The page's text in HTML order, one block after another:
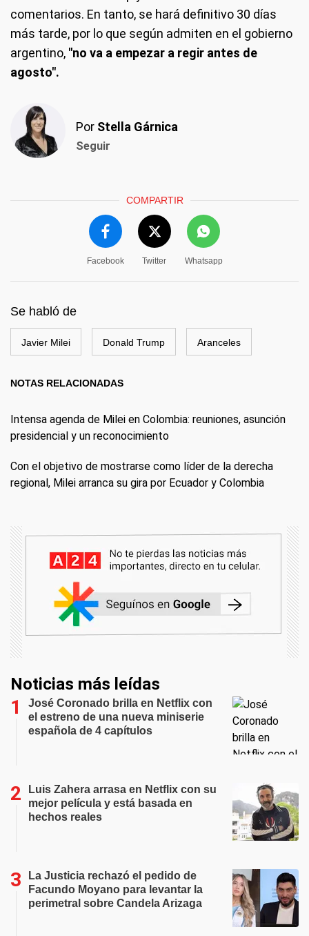
comentarios. En tanto, se hará definitivo 30 días
más tarde, por lo que según admiten en el gobierno
argentino, "no va a empezar a regir antes de
agosto".
Por Stella Gárnica
Seguir
COMPARTIR
Facebook Twitter Whatsapp
Se habló de
Javier Milei Donald Trump Aranceles
NOTAS RELACIONADAS
Intensa agenda de Milei en Colombia: reuniones, asunción
presidencial y un reconocimiento
Con el objetivo de mostrarse como líder de la derecha
regional, Milei arranca su gira por Ecuador y Colombia
Noticias más leídas
José Coronado brilla en Netflix con
el estreno de una nueva miniserie
española de 4 capítulos
Luis Zahera arrasa en Netflix con su
mejor película y está basada en
hechos reales
La Justicia rechazó el pedido de
Facundo Moyano para levantar la
perimetral sobre Candela Arizaga